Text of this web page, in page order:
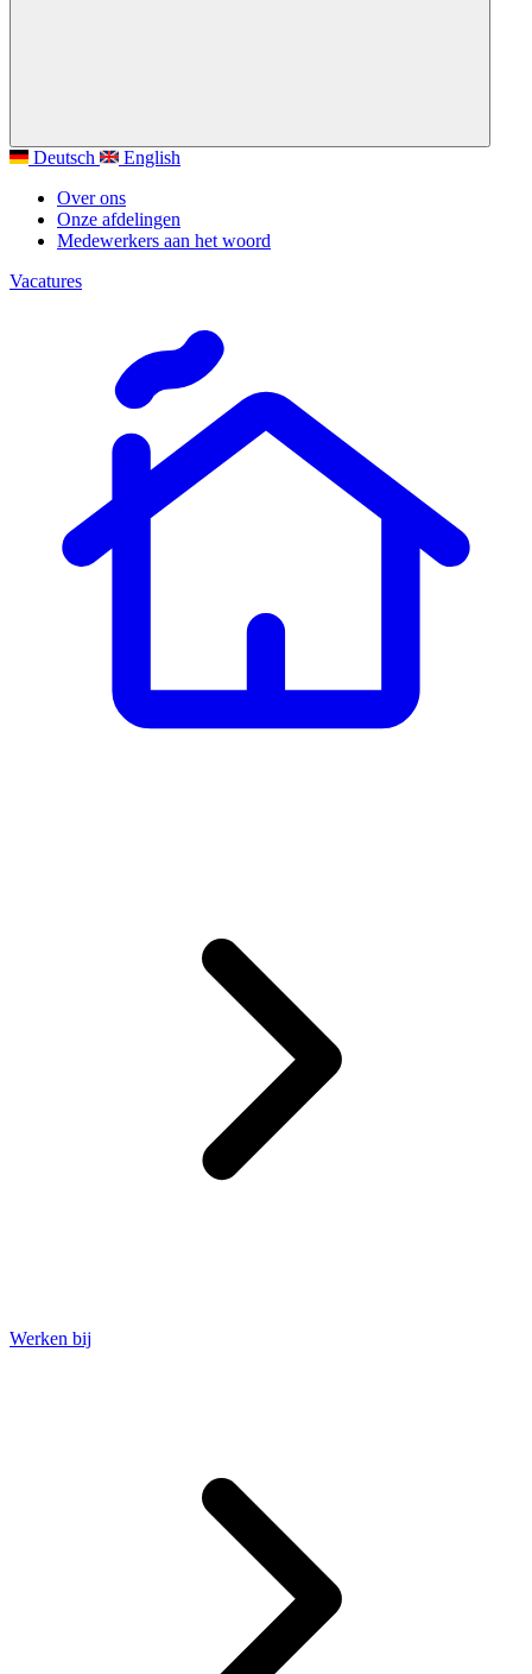
Deutsch
English
Over ons
Onze afdelingen
Medewerkers aan het woord
Vacatures
Werken bij